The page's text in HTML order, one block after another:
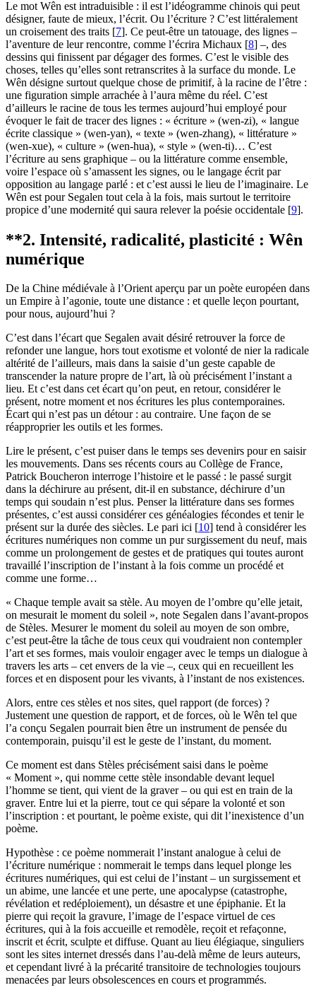
Le mot Wên est intraduisible : il est l’idéogramme chinois qui peut
désigner, faute de mieux, l’écrit. Ou l’écriture ? C’est littéralement
un croisement des traits [7]. Ce peut-être un tatouage, des lignes –
l’aventure de leur rencontre, comme l’écrira Michaux [8] –, des
dessins qui finissent par dégager des formes. C’est le visible des
choses, telles qu’elles sont retranscrites à la surface du monde. Le
Wên désigne surtout quelque chose de primitif, à la racine de l’être :
une figuration simple arrachée à l’aura même du réel. C’est
d’ailleurs le racine de tous les termes aujourd’hui employé pour
évoquer le fait de tracer des lignes : « écriture » (wen-zi), « langue
écrite classique » (wen-yan), « texte » (wen-zhang), « littérature »
(wen-xue), « culture » (wen-hua), « style » (wen-ti)… C’est
l’écriture au sens graphique – ou la littérature comme ensemble,
voire l’espace où s’amassent les signes, ou le langage écrit par
opposition au langage parlé : et c’est aussi le lieu de l’imaginaire. Le
Wên est pour Segalen tout cela à la fois, mais surtout le territoire
propice d’une modernité qui saura relever la poésie occidentale [9].
**2. Intensité, radicalité, plasticité : Wên
numérique
De la Chine médiévale à l’Orient aperçu par un poète européen dans
un Empire à l’agonie, toute une distance : et quelle leçon pourtant,
pour nous, aujourd’hui ?
C’est dans l’écart que Segalen avait désiré retrouver la force de
refonder une langue, hors tout exotisme et volonté de nier la radicale
altérité de l’ailleurs, mais dans la saisie d’un geste capable de
transcender la nature propre de l’art, là où précisément l’instant a
lieu. Et c’est dans cet écart qu’on peut, en retour, considérer le
présent, notre moment et nos écritures les plus contemporaines.
Écart qui n’est pas un détour : au contraire. Une façon de se
réapproprier les outils et les formes.
Lire le présent, c’est puiser dans le temps ses devenirs pour en saisir
les mouvements. Dans ses récents cours au Collège de France,
Patrick Boucheron interroge l’histoire et le passé : le passé surgit
dans la déchirure au présent, dit-il en substance, déchirure d’un
temps qui soudain n’est plus. Penser la littérature dans ses formes
présentes, c’est aussi considérer ces généalogies fécondes et tenir le
présent sur la durée des siècles. Le pari ici [10] tend à considérer les
écritures numériques non comme un pur surgissement du neuf, mais
comme un prolongement de gestes et de pratiques qui toutes auront
travaillé l’inscription de l’instant à la fois comme un procédé et
comme une forme…
« Chaque temple avait sa stèle. Au moyen de l’ombre qu’elle jetait,
on mesurait le moment du soleil », note Segalen dans l’avant-propos
de Stèles. Mesurer le moment du soleil au moyen de son ombre,
c’est peut-être la tâche de tous ceux qui voudraient non contempler
l’art et ses formes, mais vouloir engager avec le temps un dialogue à
travers les arts – cet envers de la vie –, ceux qui en recueillent les
forces et en disposent pour les vivants, à l’instant de nos existences.
Alors, entre ces stèles et nos sites, quel rapport (de forces) ?
Justement une question de rapport, et de forces, où le Wên tel que
l’a conçu Segalen pourrait bien être un instrument de pensée du
contemporain, puisqu’il est le geste de l’instant, du moment.
Ce moment est dans Stèles précisément saisi dans le poème
« Moment », qui nomme cette stèle insondable devant lequel
l’homme se tient, qui vient de la graver – ou qui est en train de la
graver. Entre lui et la pierre, tout ce qui sépare la volonté et son
l’inscription : et pourtant, le poème existe, qui dit l’inexistence d’un
poème.
Hypothèse : ce poème nommerait l’instant analogue à celui de
l’écriture numérique : nommerait le temps dans lequel plonge les
écritures numériques, qui est celui de l’instant – un surgissement et
un abime, une lancée et une perte, une apocalypse (catastrophe,
révélation et redéploiement), un désastre et une épiphanie. Et la
pierre qui reçoit la gravure, l’image de l’espace virtuel de ces
écritures, qui à la fois accueille et remodèle, reçoit et refaçonne,
inscrit et écrit, sculpte et diffuse. Quant au lieu élégiaque, singuliers
sont les sites internet dressés dans l’au-delà même de leurs auteurs,
et cependant livré à la précarité transitoire de technologies toujours
menacées par leurs obsolescences en cours et programmés.